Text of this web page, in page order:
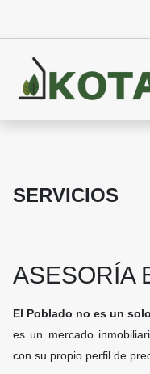
SERVICIOS
ASESORÍA
El Poblado no es un
es un mercado
con su propio perfil de